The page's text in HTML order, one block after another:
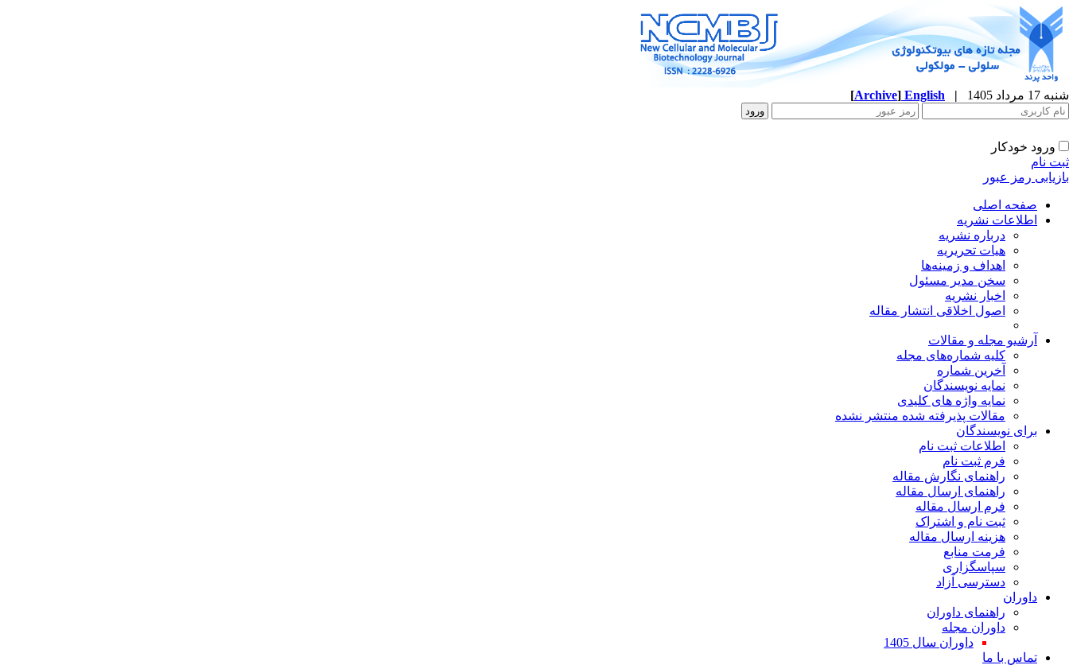
شنبه 17 مرداد 1405 |
English
[Archive]
ورود خودکار
ثبت نام
بازیابی رمز عبور
صفحه اصلی
اطلاعات نشریه
درباره نشریه
هیات تحریریه
اهداف و زمینه‌ها
سخن مدیر مسئول
اخبار نشریه
اصول اخلاقی انتشار مقاله
آرشیو مجله و مقالات
کلیه شماره‌های مجله
آخرین شماره
نمایه نویسندگان
نمایه واژه های کلیدی
مقالات پذیرفته شده منتشر نشده
برای نویسندگان
اطلاعات ثبت نام
فرم ثبت نام
راهنمای نگارش مقاله
راهنمای ارسال مقاله
فرم ارسال مقاله
ثبت نام و اشتراک
هزینه ارسال مقاله
فرمت منابع
سپاسگزاری
دسترسی آزاد
داوران
راهنمای داوران
داوران مجله
داوران سال 1405
تماس با ما